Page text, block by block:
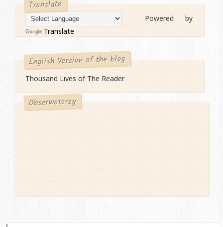
Translate
Powered by
Translate
English Version of the blog
Thousand Lives of The Reader
Obserwatorzy